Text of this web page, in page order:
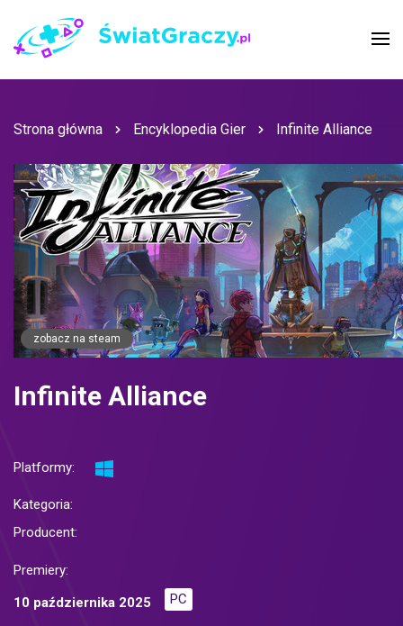
Strona główna Encyklopedia Gier Infinite Alliance
zobacz na steam
Infinite Alliance
Platformy:
Kategoria:
Producent:
Premiery:
10 października 2025
PC